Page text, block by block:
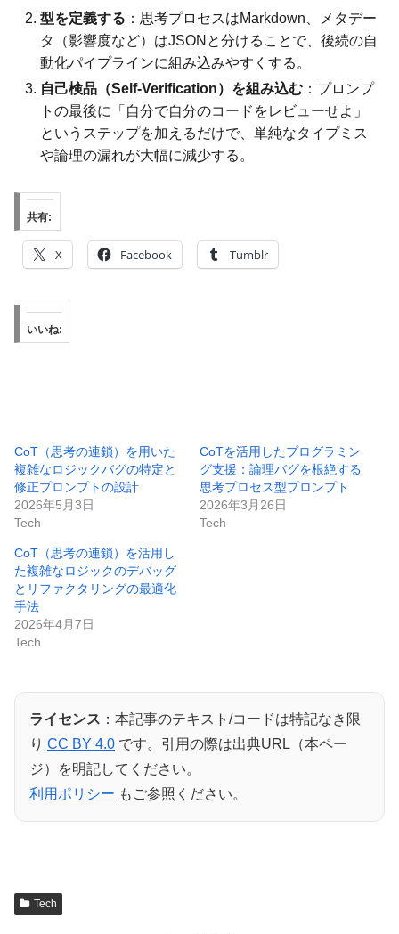
型を定義する ：思考プロセスはMarkdown、メタデー
タ（影響度など）はJSONと分けることで、後続の自
動化パイプラインに組み込みやすくする。
自己検品（Self-Verification）を組み込む ：プロンプ
トの最後に「自分で自分のコードをレビューせよ」
というステップを加えるだけで、単純なタイプミス
や論理の漏れが大幅に減少する。
共有:
X Facebook Tumblr
いいね:
CoT（思考の連鎖）を用いた
複雑なロジックバグの特定と
修正プロンプトの設計
2026年5月3日
Tech
CoTを活用したプログラミン
グ支援：論理バグを根絶する
思考プロセス型プロンプト
2026年3月26日
Tech
CoT（思考の連鎖）を活用し
た複雑なロジックのデバッグ
とリファクタリングの最適化
手法
2026年4月7日
Tech
ライセンス ：本記事のテキスト/コードは特記なき限
り CC BY 4.0 です。引用の際は出典URL（本ペー
ジ）を明記してください。
利用ポリシー もご参照ください。
Tech